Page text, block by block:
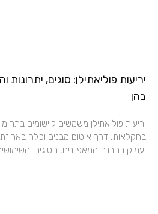
יריעות פוליאתילן: סוגים,
בהן
יריעות פוליאתילן משמשים ליישומים
בחקלאות, דרך איטום מבנים וכלה
יעמיק בהבנת המאפיינים, הסוגים